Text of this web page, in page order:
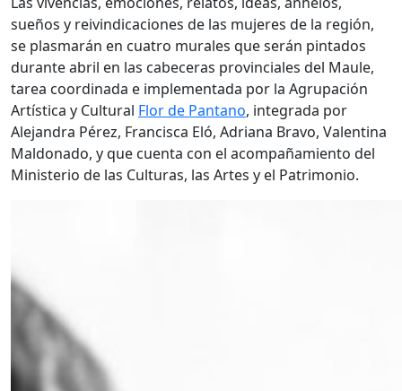
sueños y reivindicaciones de las mujeres de la región,
se plasmarán en cuatro murales que serán pintados
durante abril en las cabeceras provinciales del Maule,
tarea coordinada e implementada por la Agrupación
Artística y Cultural Flor de Pantano, integrada por
Alejandra Pérez, Francisca Eló, Adriana Bravo, Valentina
Maldonado, y que cuenta con el acompañamiento del
Ministerio de las Culturas, las Artes y el Patrimonio.